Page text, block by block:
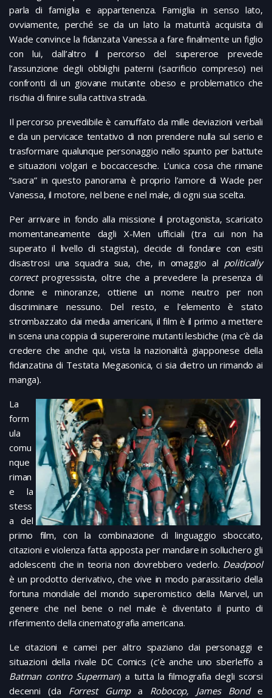
parla di famiglia e appartenenza. Famiglia in senso lato,
ovviamente, perché se da un lato la maturità acquisita di
Wade convince la fidanzata Vanessa a fare finalmente un figlio
con lui, dall’altro il percorso del supereroe prevede
l’assunzione degli obblighi paterni (sacrificio compreso) nei
confronti di un giovane mutante obeso e problematico che
rischia di finire sulla cattiva strada.
Il percorso prevedibile è camuffato da mille deviazioni verbali
e da un pervicace tentativo di non prendere nulla sul serio e
trasformare qualunque personaggio nello spunto per battute
e situazioni volgari e boccaccesche. L’unica cosa che rimane
“sacra” in questo panorama è proprio l’amore di Wade per
Vanessa, il motore, nel bene e nel male, di ogni sua scelta.
Per arrivare in fondo alla missione il protagonista, scaricato
momentaneamente dagli X-Men ufficiali (tra cui non ha
superato il livello di stagista), decide di fondare con esiti
disastrosi una squadra sua, che, in omaggio al politically
correctprogressista, oltre che a prevedere la presenza di
donne e minoranze, ottiene un nome neutro per non
discriminare nessuno. Del resto, e l’elemento è stato
strombazzato dai media americani, il film è il primo a mettere
in scena una coppia di supereroine mutanti lesbiche (ma c’è da
credere che anche qui, vista la nazionalità giapponese della
fidanzatina di Testata Megasonica, ci sia dietro un rimando ai
manga).
La
form
ula
comu
nque
riman
e la
stess
a del
primo film, con la combinazione di linguaggio sboccato,
citazioni e violenza fatta apposta per mandare in solluchero gli
adolescenti che in teoria non dovrebbero vederlo. Deadpool
è un prodotto derivativo, che vive in modo parassitario della
fortuna mondiale del mondo superomistico della Marvel, un
genere che nel bene o nel male è diventato il punto di
riferimento della cinematografia americana.
Le citazioni e camei per altro spaziano dai personaggi e
situazioni della rivale DC Comics (c’è anche uno sberleffo a
Batman contro Superman) a tutta la filmografia degli scorsi
decenni (da Forrest Gumpa Robocop, James Bonde